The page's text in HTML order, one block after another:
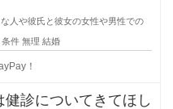
人や彼氏と彼女の女性や男性での
条件 無理 結婚
！
診についてきてほし